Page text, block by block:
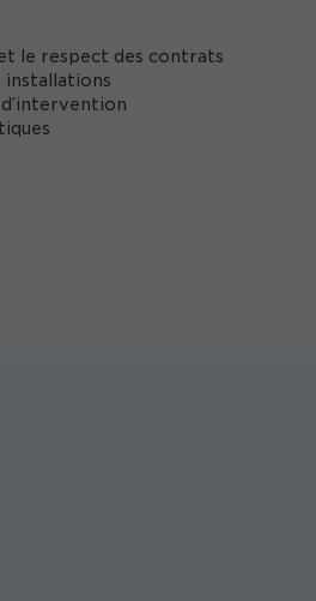
le respect des contrats
installations